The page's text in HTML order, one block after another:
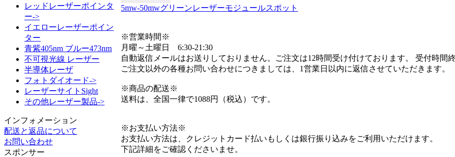
レッドレーザーポインタ
ー->
イエローレーザーポイン
ター
青紫405nm ブルー473nm
不可視光線 レーザー
半導体レーザ
フォトダイオード->
レーザーサイトSight
その他レーザー製品->
インフォメーション
配送と返品について
お問い合わせ
スポンサー
5mw-50mwグリーンレーザーモジュールスポット
※営業時間※
月曜～土曜日 6:30-21:30
自動返信メールはお送りしておりません。ご注文は12時間受け付けております。 受付時
ご注文以外の各種お問い合わせにつきましては、1営業日以内に返信させていただきます。
※商品の配送※
送料は、全国一律で1088円（税込）です。
※お支払い方法※
お支払い方法は、クレジットカード払いもしくは銀行振り込みをご利用いただけます。
下記詳細をご確認くださいませ。